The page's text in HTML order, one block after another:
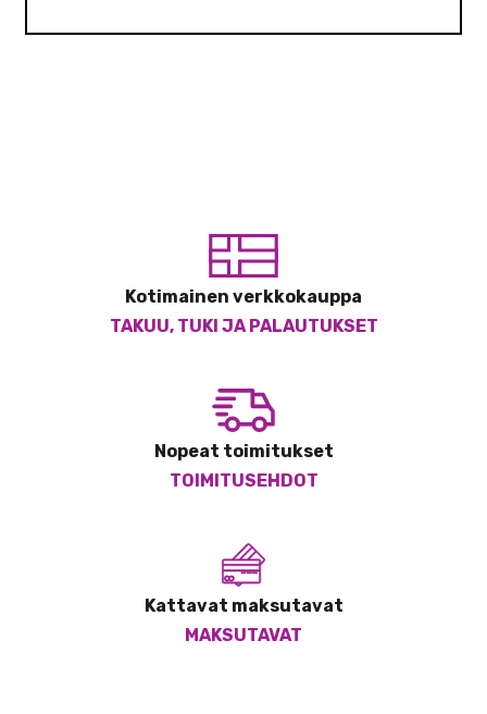
Kotimainen verkkokauppa
TAKUU, TUKI JA PALAUTUKSET
Nopeat toimitukset
TOIMITUSEHDOT
Kattavat maksutavat
MAKSUTAVAT